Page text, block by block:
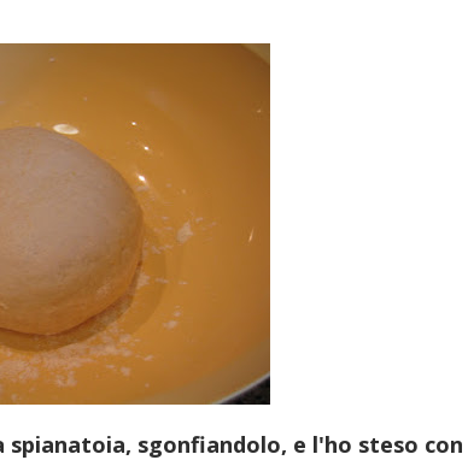
sgonfiandolo, e l'ho steso con